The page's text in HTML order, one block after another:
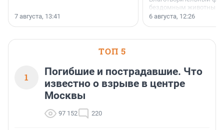
7 августа, 13:41
бездомным животным
заключили соглашение
6 августа, 12:26
ТОП 5
1
Погибшие и пострадавшие. Что
известно о взрыве в центре
Москвы
97 152 220